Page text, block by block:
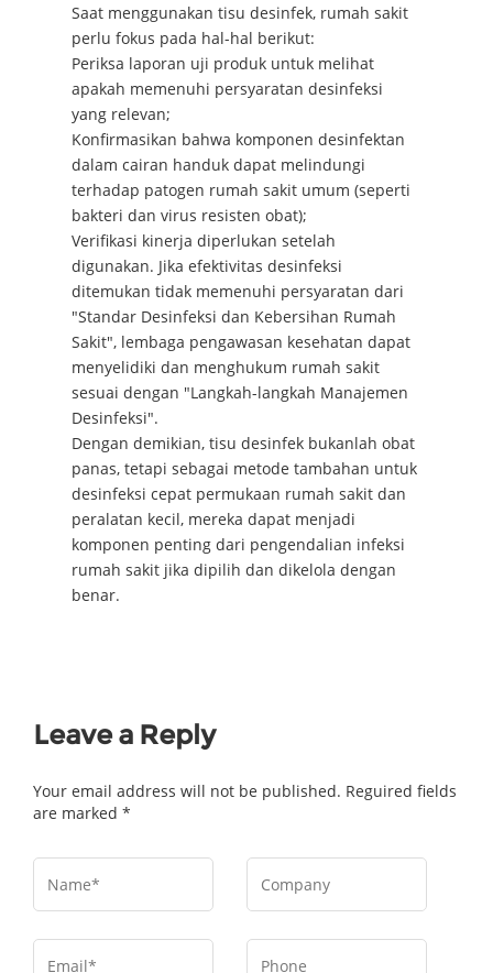
Saat menggunakan tisu desinfek, rumah sakit
perlu fokus pada hal-hal berikut:
Periksa laporan uji produk untuk melihat
apakah memenuhi persyaratan desinfeksi
yang relevan;
Konfirmasikan bahwa komponen desinfektan
dalam cairan handuk dapat melindungi
terhadap patogen rumah sakit umum (seperti
bakteri dan virus resisten obat);
Verifikasi kinerja diperlukan setelah
digunakan. Jika efektivitas desinfeksi
ditemukan tidak memenuhi persyaratan dari
"Standar Desinfeksi dan Kebersihan Rumah
Sakit", lembaga pengawasan kesehatan dapat
menyelidiki dan menghukum rumah sakit
sesuai dengan "Langkah-langkah Manajemen
Desinfeksi".
Dengan demikian, tisu desinfek bukanlah obat
panas, tetapi sebagai metode tambahan untuk
desinfeksi cepat permukaan rumah sakit dan
peralatan kecil, mereka dapat menjadi
komponen penting dari pengendalian infeksi
rumah sakit jika dipilih dan dikelola dengan
benar.
Leave a Reply
Your email address will not be published. Reguired fields
are marked *